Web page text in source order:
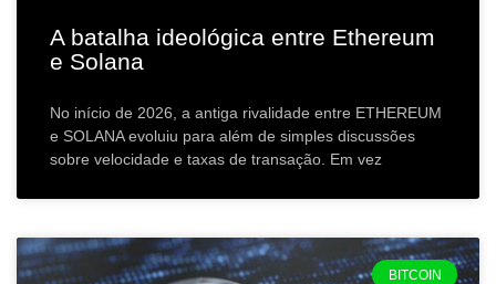
A batalha ideológica entre Ethereum
e Solana
No início de 2026, a antiga rivalidade entre ETHEREUM
e SOLANA evoluiu para além de simples discussões
sobre velocidade e taxas de transação. Em vez
BITCOIN